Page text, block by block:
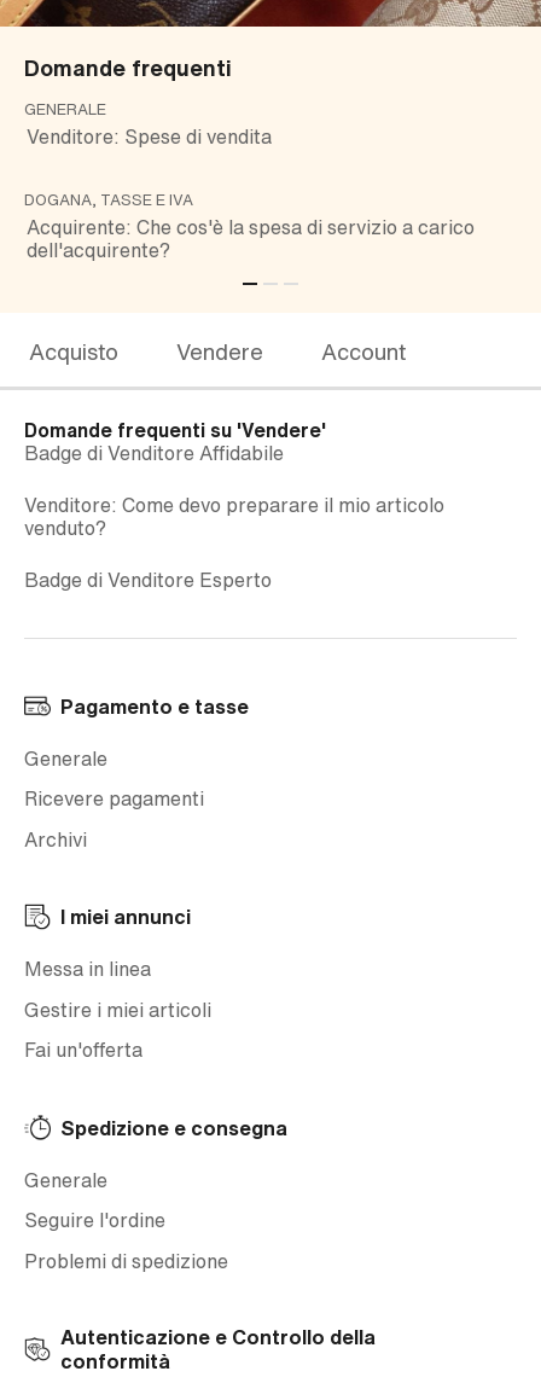
Domande frequenti
GENERALE
Venditore: Spese di vendita
DOGANA, TASSE E IVA
Acquirente: Che cos'è la spesa di servizio a carico
dell'acquirente?
Acquisto Vendere Account
Domande frequenti su 'Vendere'
Badge di Venditore Affidabile
Venditore: Come devo preparare il mio articolo
venduto?
Badge di Venditore Esperto
Generale
Ricevere pagamenti
Archivi
Pagamento e tasse
Messa in linea
Gestire i miei articoli
Fai un'offerta
I miei annunci
Generale
Seguire l'ordine
Problemi di spedizione
Spedizione e consegna
Autenticazione e Controllo della
conformità